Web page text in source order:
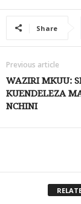
Share
Previous article
WAZIRI MKUU:
KUENDELEZA
NCHINI